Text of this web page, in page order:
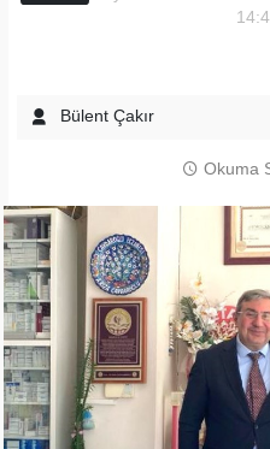
Bülent Çakır
Okuma